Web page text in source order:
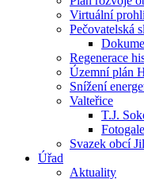
Virtuální
Pečovatelská
Regenerace
Územní plán
Snížení
Valteřice
T.J.
Svazek obcí
Úřad
Aktuality